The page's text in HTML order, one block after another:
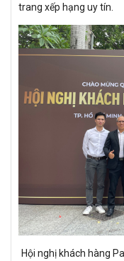
trang xếp hạng uy tín.
Hội nghị khách hàng